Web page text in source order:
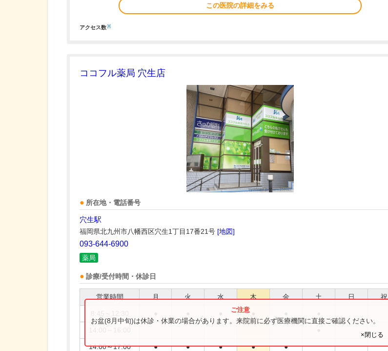
この医院の詳細をみる
アクセス数※
ココフル薬局 穴生店
所在地・電話番号
穴生駅
福岡県北九州市八幡西区穴生1丁目17番21号 [地図]
093-644-6900
薬局
診療/受付時間・休診日
営業時間 月 火 水 木 金 土 日 祝
14:00～17:00 ● ● ● ● ●
お盆(8月中旬)は休診・休業の場合があります。来院前に必ず医療機関に直接ご確認ください。
×閉じる